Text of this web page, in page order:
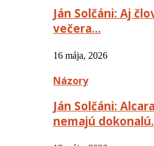
Ján Solčáni: Aj
večera…
16 mája, 2026
Názory
Ján Solčáni:
nemajú